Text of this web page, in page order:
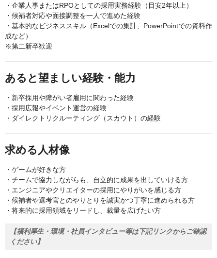
・企業人事またはRPOとしての採用実務経験（目安2年以上）
・候補者対応や面接調整を一人で進めた経験
・基本的なビジネススキル（Excelでの集計、PowerPointでの資料作
成など）
※第二新卒歓迎
あると望ましい経験・能力
・新卒採用や障がい者雇用に関わった経験
・採用広報やイベント運営の経験
・ダイレクトリクルーティング（スカウト）の経験
求める人材像
・ゲームが好きな方
・チームで協力しながらも、自立的に成果を出していける方
・エンジニアやクリエイターの採用にやりがいを感じる方
・候補者や選考官とのやりとりを誠実かつ丁寧に進められる方
・将来的に採用領域をリードし、裁量を広げたい方
【福利厚生・環境・社員インタビュー等は下記リンクからご確認
ください】